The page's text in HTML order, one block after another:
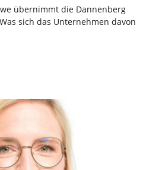
übernimmt die Dannenberg
sich das Unternehmen davon